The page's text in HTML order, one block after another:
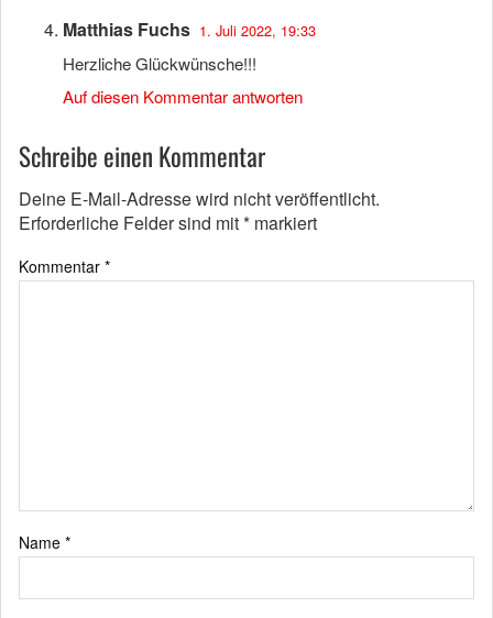
Matthias Fuchs 1. Juli 2022, 19:33
Herzliche Glückwünsche!!!
Auf diesen Kommentar antworten
Schreibe einen Kommentar
Deine E-Mail-Adresse wird nicht veröffentlicht.
Erforderliche Felder sind mit* markiert
Kommentar *
Name *